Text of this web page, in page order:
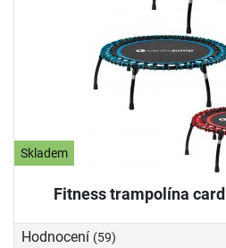
Skladem
Fitness trampolína
Hodnocení (59)